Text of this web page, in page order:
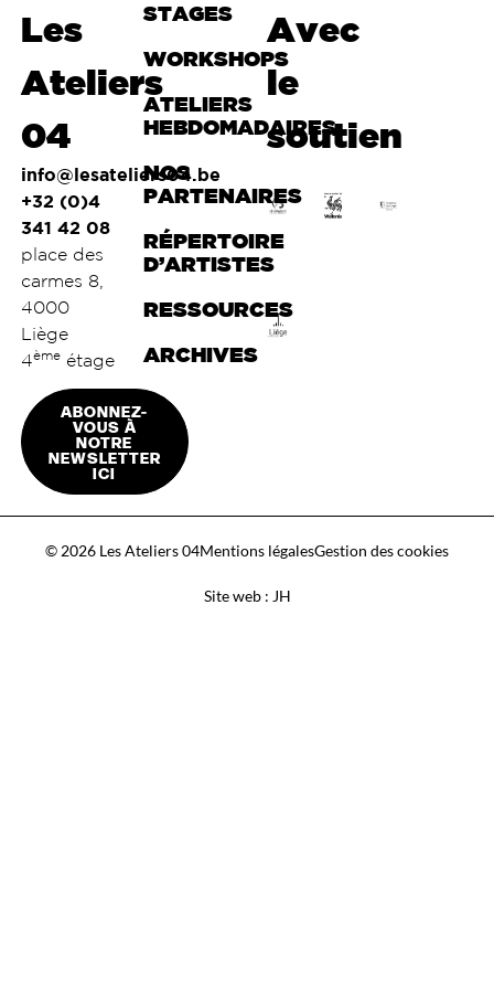
Les
Ateliers
04
info@lesateliers04.be
+32 (0)4
341 42 08
place des
carmes 8,
4000
Liège
4èmeétage
ABONNEZ-
VOUS À
NOTRE
NEWSLETTER
ICI
STAGES
WORKSHOPS
ATELIERS
HEBDOMADAIRES
NOS
PARTENAIRES
RÉPERTOIRE
D’ARTISTES
RESSOURCES
ARCHIVES
Avec
le
soutien
© 2026 Les Ateliers 04Mentions légalesGestion des cookies
Site web : JH